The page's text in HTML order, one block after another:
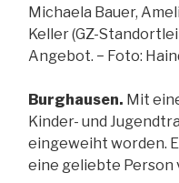
Michaela Bauer,
Keller (GZ-
Angebot. − Foto:
Burghausen. Mit
Kinder- und
eingeweiht worden.
eine geliebte Person